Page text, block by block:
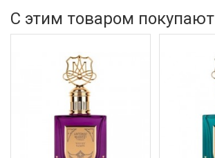
С этим товаром покупают